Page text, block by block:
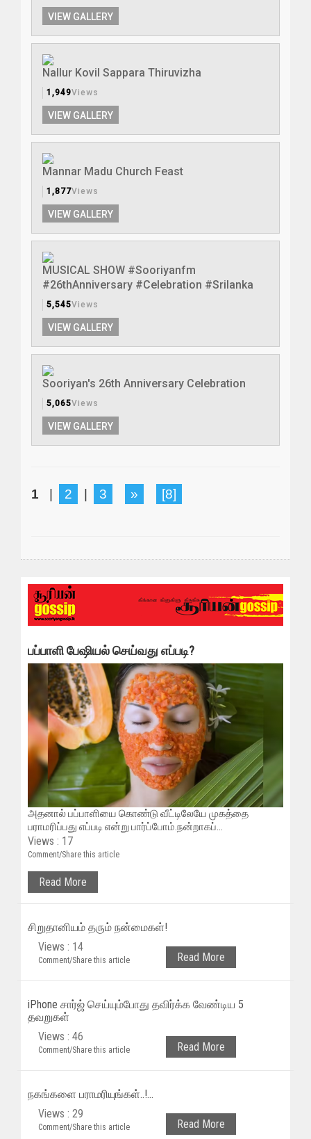
VIEW GALLERY
Nallur Kovil Sappara Thiruvizha
1,949Views
VIEW GALLERY
Mannar Madu Church Feast
1,877Views
VIEW GALLERY
MUSICAL SHOW #Sooriyanfm
#26thAnniversary #Celebration #Srilanka
5,545Views
VIEW GALLERY
Sooriyan's 26th Anniversary Celebration
5,065Views
VIEW GALLERY
1 2 3 » [8]
பப்பாளி பேஷியல் செய்வது எப்படி?
அதனால் பப்பாளியை கொண்டு வீட்டிலேயே முகத்தை
பராமரிப்பது எப்படி என்று பார்ப்போம்.நன்றாகப்...
Views : 17
Comment/Share this article
Read More
சிறுதானியம் தரும் நன்மைகள்!
Views : 14
Comment/Share this article Read More
iPhone சார்ஜ் செய்யும்போது தவிர்க்க வேண்டிய 5
தவறுகள்
Views : 46
Comment/Share this article Read More
நகங்களை பராமரியுங்கள்..!...
Views : 29
Comment/Share this article Read More